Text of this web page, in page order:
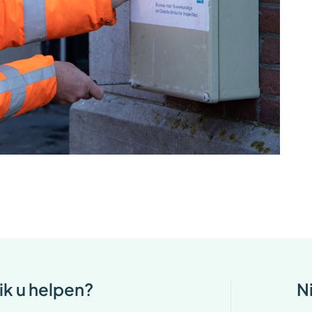
u helpen?